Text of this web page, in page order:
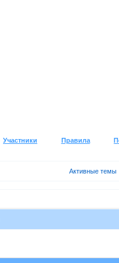
Участники Правила
Активные темы